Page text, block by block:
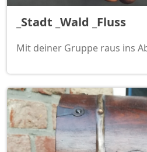
_Stadt _Wald _Fluss
Mit deiner Gruppe raus ins